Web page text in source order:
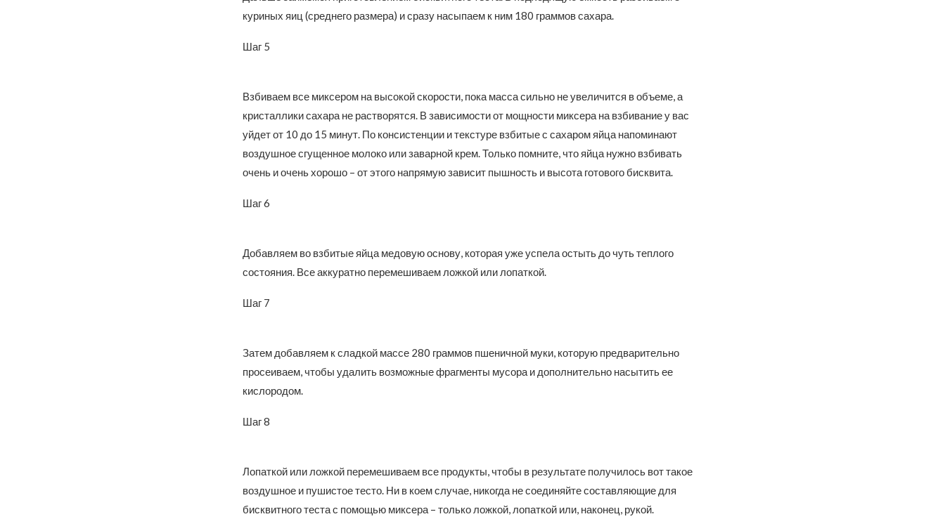
куриных яиц (среднего размера) и сразу насыпаем к ним 180 граммов сахара.
Шаг 5
Взбиваем все миксером на высокой скорости, пока масса сильно не увеличится в объеме, а
кристаллики сахара не растворятся. В зависимости от мощности миксера на взбивание у вас
уйдет от 10 до 15 минут. По консистенции и текстуре взбитые с сахаром яйца напоминают
воздушное сгущенное молоко или заварной крем. Только помните, что яйца нужно взбивать
очень и очень хорошо – от этого напрямую зависит пышность и высота готового бисквита.
Шаг 6
Добавляем во взбитые яйца медовую основу, которая уже успела остыть до чуть теплого
состояния. Все аккуратно перемешиваем ложкой или лопаткой.
Шаг 7
Затем добавляем к сладкой массе 280 граммов пшеничной муки, которую предварительно
просеиваем, чтобы удалить возможные фрагменты мусора и дополнительно насытить ее
кислородом.
Шаг 8
Лопаткой или ложкой перемешиваем все продукты, чтобы в результате получилось вот такое
воздушное и пушистое тесто. Ни в коем случае, никогда не соединяйте составляющие для
бисквитного теста с помощью миксера – только ложкой, лопаткой или, наконец, рукой.